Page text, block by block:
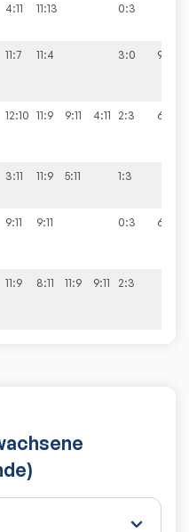
4:11 11:13 0:3
11:7 11:4 3:0 9:4
12:10 11:9 9:11 4:11 2:3 6:9
3:11 11:9 5:11 1:3
9:11 9:11 0:3 6:9
11:9 8:11 11:9 9:11 2:3